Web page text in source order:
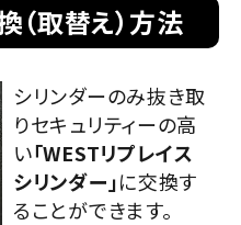
取替え）方法
シリンダーのみ抜き取
りセキュリティーの高
い「WESTリプレイス
シリンダー」に交換す
ることができます。